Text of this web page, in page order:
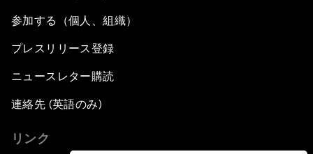
参加する（個人、組織）
プレスリリース登録
ニュースレター購読
連絡先 (英語のみ)
リンク